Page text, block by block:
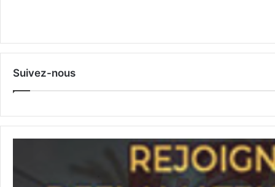
Suivez-nous